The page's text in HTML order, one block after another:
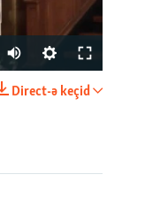
Direct-ə keçid